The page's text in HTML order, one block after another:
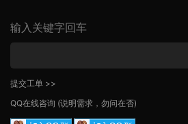
输入关键字回车
提交工单 >>
QQ在线咨询 (说明需求，勿问在否)